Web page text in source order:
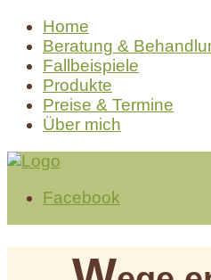
Home
Beratung &
Fallbeispiele
Produkte
Preise & Termine
Über mich
Facebook